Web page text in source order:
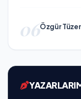
06Özgür